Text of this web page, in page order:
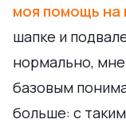
моя помощь на
шапке и
нормально,
базовым
больше: с